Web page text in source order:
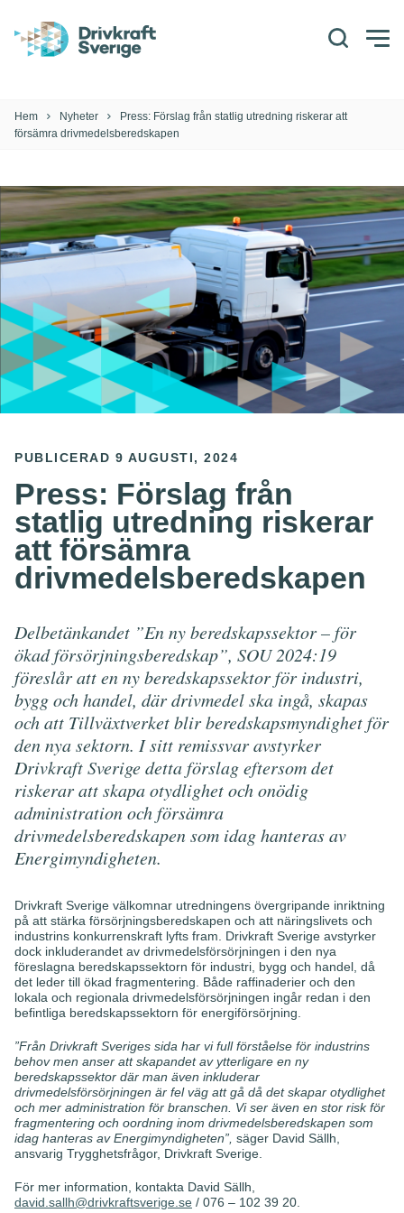
Sök
Hem Nyheter
Press: Förslag från statlig utredning riskerar att
försämra drivmedelsberedskapen
PUBLICERAD 9 AUGUSTI, 2024
Press: Förslag från
statlig utredning riskerar
att försämra
drivmedelsberedskapen
Delbetänkandet ”En ny beredskapssektor – för
ökad försörjningsberedskap”, SOU 2024:19
föreslår att en ny beredskapssektor för industri,
bygg och handel, där drivmedel ska ingå, skapas
och att Tillväxtverket blir beredskapsmyndighet för
den nya sektorn. I sitt remissvar avstyrker
Drivkraft Sverige detta förslag eftersom det
riskerar att skapa otydlighet och onödig
administration och försämra
drivmedelsberedskapen som idag hanteras av
Energimyndigheten.
Drivkraft Sverige välkomnar utredningens övergripande inriktning
på att stärka försörjningsberedskapen och att näringslivets och
industrins konkurrenskraft lyfts fram. Drivkraft Sverige avstyrker
dock inkluderandet av drivmedelsförsörjningen i den nya
föreslagna beredskapssektorn för industri, bygg och handel, då
det leder till ökad fragmentering. Både raffinaderier och den
lokala och regionala drivmedelsförsörjningen ingår redan i den
befintliga beredskapssektorn för energiförsörjning.
”Från Drivkraft Sveriges sida har vi full förståelse för industrins
behov men anser att skapandet av ytterligare en ny
beredskapssektor där man även inkluderar
drivmedelsförsörjningen är fel väg att gå då det skapar otydlighet
och mer administration för branschen. Vi ser även en stor risk för
fragmentering och oordning inom drivmedelsberedskapen som
idag hanteras av Energimyndigheten”, säger David Sällh,
ansvarig Trygghetsfrågor, Drivkraft Sverige.
För mer information, kontakta David Sällh,
david.sallh@drivkraftsverige.se / 076 – 102 39 20.